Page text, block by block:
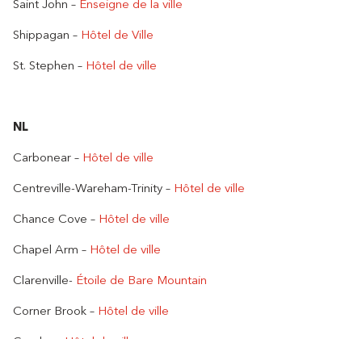
Saint John – Enseigne de la ville
Shippagan – Hôtel de Ville
St. Stephen – Hôtel de ville
NL
Carbonear – Hôtel de ville
Centreville-Wareham-Trinity – Hôtel de ville
Chance Cove – Hôtel de ville
Chapel Arm – Hôtel de ville
Clarenville- Étoile de Bare Mountain
Corner Brook – Hôtel de ville